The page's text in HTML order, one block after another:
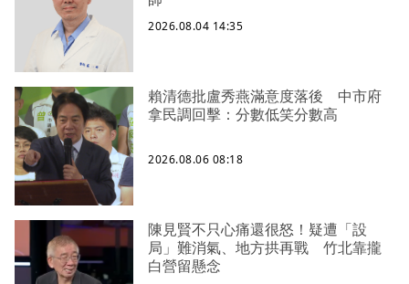
2026.08.04 14:35
賴清德批盧秀燕滿意度落後 中市府
拿民調回擊：分數低笑分數高
2026.08.06 08:18
陳見賢不只心痛還很怒！疑遭「設
局」難消氣、地方拱再戰 竹北靠攏
白營留懸念